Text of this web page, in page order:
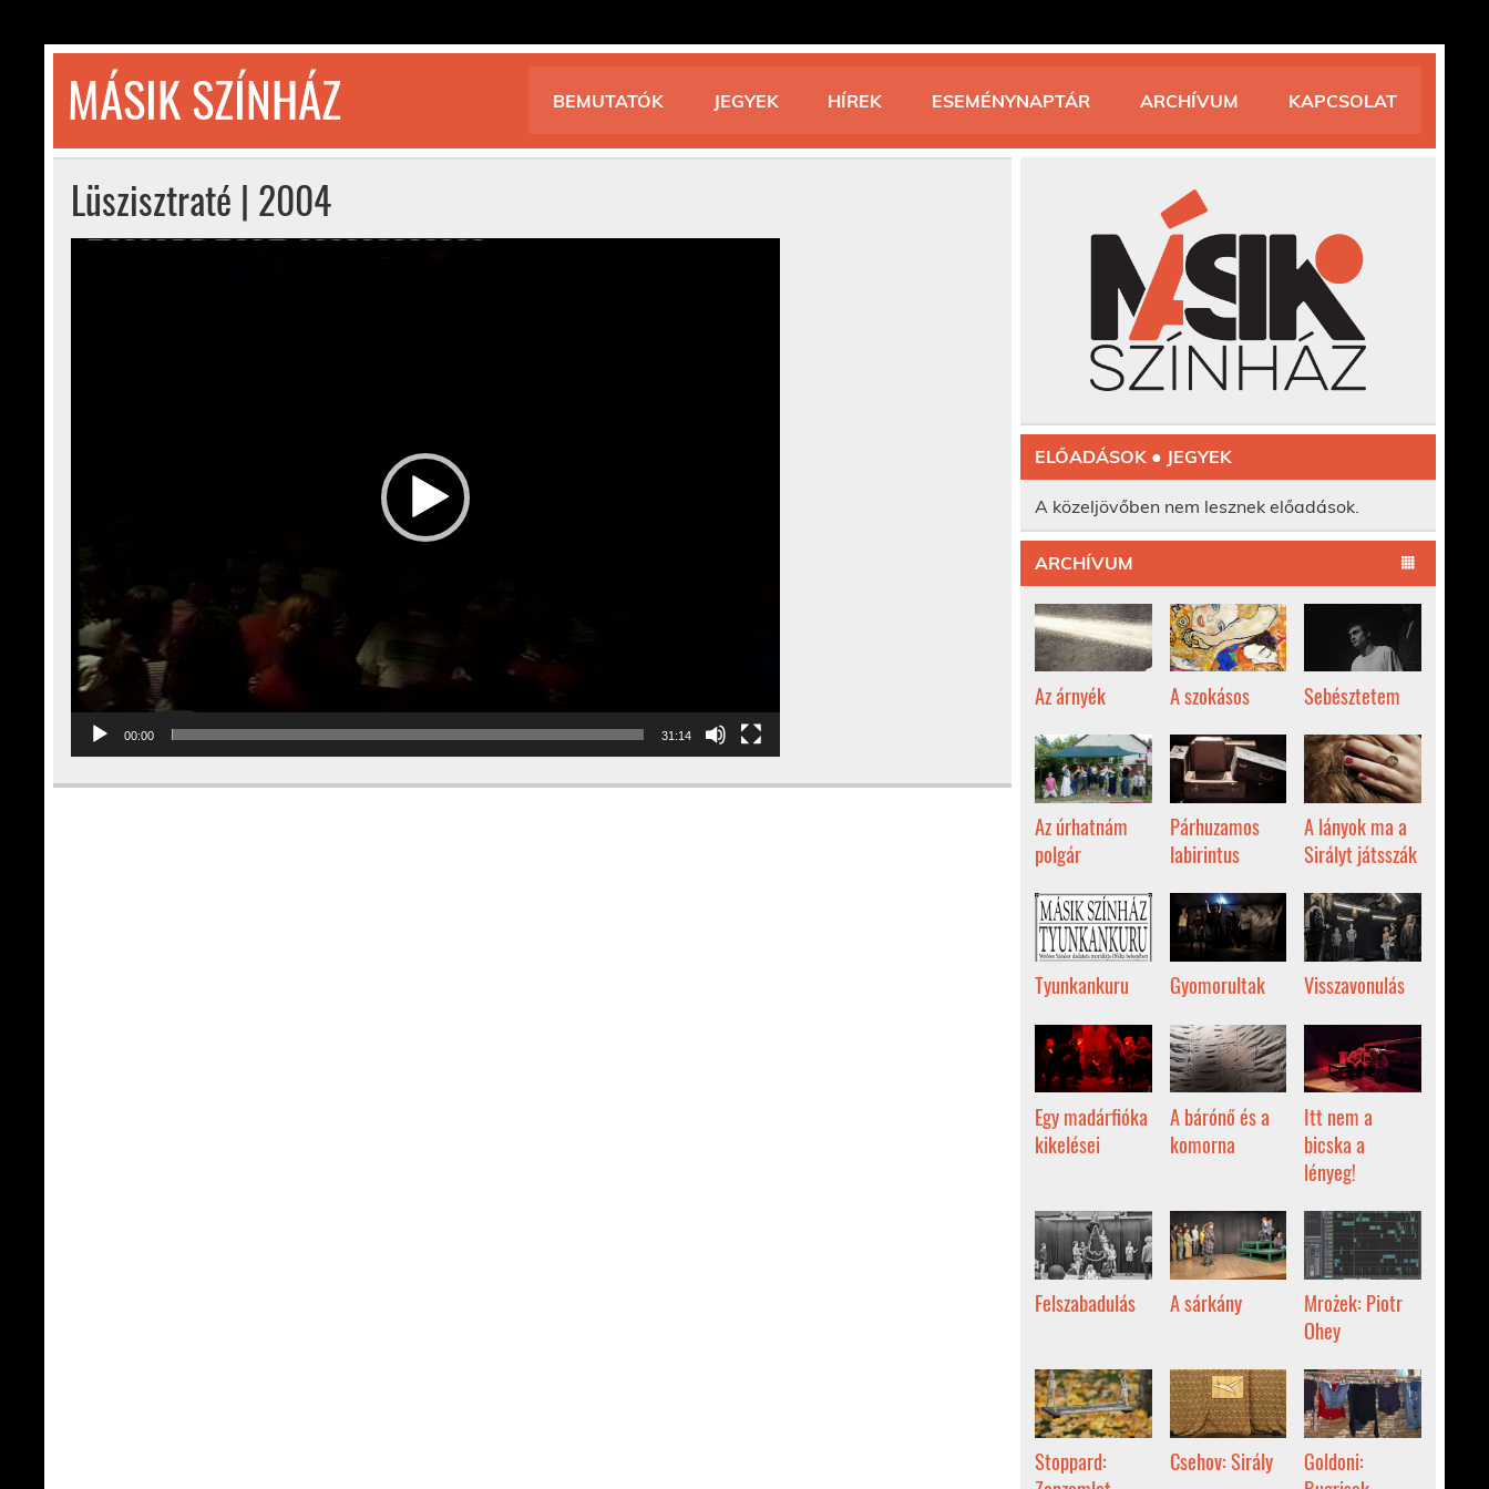
content
MÁSIK SZÍNHÁZ
© 1992-2026
BEMUTATÓK JEGYEK HÍREK ESEMÉNYNAPTÁR ARCHÍVUM KAPCSOLAT
Lüszisztraté | 2004
00:00 31:14
ELŐADÁSOK ● JEGYEK
A közeljövőben nem lesznek előadások.
ARCHÍVUM
Az árnyék A szokásos Sebésztetem
Az úrhatnám
polgár
Párhuzamos
labirintus
A lányok ma a
Sirályt játsszák
Tyunkankuru Gyomorultak Visszavonulás
Egy madárfióka
kikelései
A bárónő és a
komorna
Itt nem a
bicska a
lényeg!
Felszabadulás A sárkány
Mrożek: Piotr
Ohey
Stoppard:
Csehov: Sirály
Goldoni: